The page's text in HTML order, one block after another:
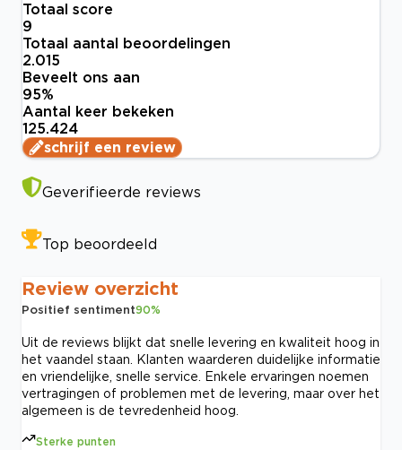
Totaal score
9
Totaal aantal beoordelingen
2.015
Beveelt ons aan
95%
Aantal keer bekeken
125.424
schrijf een review
Geverifieerde reviews
Top beoordeeld
Review overzicht
Positief sentiment90%
Uit de reviews blijkt dat snelle levering en kwaliteit hoog in
het vaandel staan. Klanten waarderen duidelijke informatie
en vriendelijke, snelle service. Enkele ervaringen noemen
vertragingen of problemen met de levering, maar over het
algemeen is de tevredenheid hoog.
Sterke punten